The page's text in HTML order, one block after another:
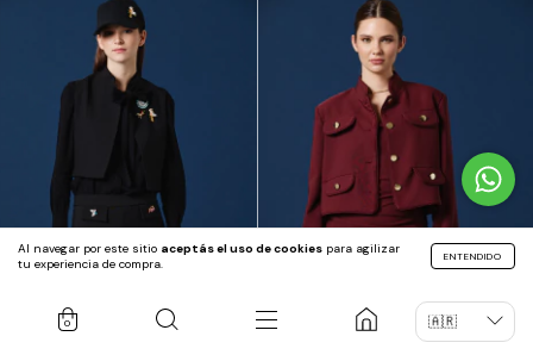
Al navegar por este sitio aceptás el uso de cookies para agilizar
tu experiencia de compra.
ENTENDIDO
0